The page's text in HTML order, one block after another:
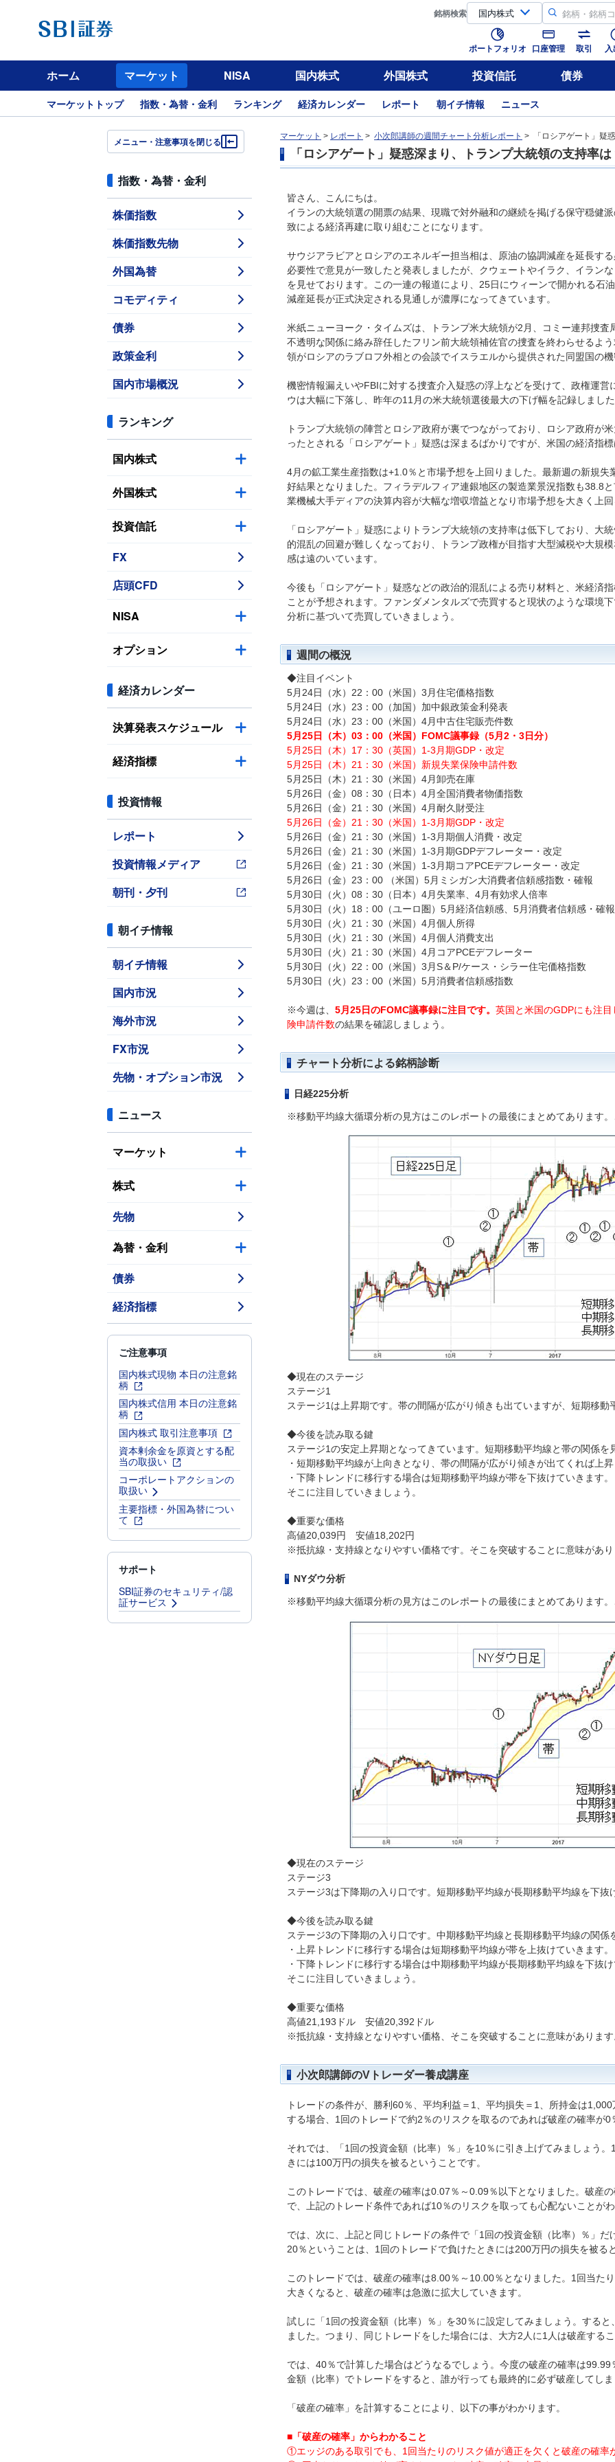
銘柄検索
ポートフォリオ 口座管理 取引
ホーム マーケット NISA 国内株式 外国株式 投資信託 債券
マーケットトップ 指数・為替・金利 ランキング 経済カレンダー レポート 朝イチ情報 ニュース
メニュー・注意事項を閉じる
指数・為替・金利
株価指数
株価指数先物
外国為替
コモディティ
債券
政策金利
国内市場概況
ランキング
国内株式
外国株式
投資信託
FX
店頭CFD
NISA
オプション
経済カレンダー
決算発表スケジュール
経済指標
投資情報
レポート
投資情報メディア
朝刊・夕刊
朝イチ情報
朝イチ情報
国内市況
海外市況
FX市況
先物・オプション市況
ニュース
マーケット
株式
先物
為替・金利
債券
経済指標
ご注意事項
国内株式現物 本日の注意銘
柄
国内株式信用 本日の注意銘
柄
国内株式 取引注意事項
資本剰余金を原資とする配
当の取扱い
コーポレートアクションの
取扱い
主要指標・外国為替につい
て
サポート
SBI証券のセキュリティ/認
証サービス
マーケット > レポート > 小次郎講師の週間チャート分析レポート > 「ロシアゲート」疑
「ロシアゲート」疑惑深まり、トランプ大統領の支持率は
皆さん、こんにちは。
イランの大統領選の開票の結果、現職で対外融和の継続を掲げる保守穏健
致による経済再建に取り組むことになります。
サウジアラビアとロシアのエネルギー担当相は、原油の協調減産を延長す
必要性で意見が一致したと発表しましたが、クウェートやイラク、イラン
を見せております。この一連の報道により、25日にウィーンで開かれる石
減産延長が正式決定される見通しが濃厚になってきています。
米紙ニューヨーク・タイムズは、トランプ米大統領が2月、コミー連邦捜
不透明な関係に絡み辞任したフリン前大統領補佐官の捜査を終わらせるよ
領がロシアのラブロフ外相との会談でイスラエルから提供された同盟国の
機密情報漏えいやFBIに対する捜査介入疑惑の浮上などを受けて、政権運
ウは大幅に下落し、昨年の11月の米大統領選後最大の下げ幅を記録しまし
トランプ大統領の陣営とロシア政府が裏でつながっており、ロシア政府が
ったとされる「ロシアゲート」疑惑は深まるばかりですが、米国の経済指
4月の鉱工業生産指数は+1.0％と市場予想を上回りました。最新週の新規
好結果となりました。フィラデルフィア連銀地区の製造業景況指数も38.8
業機械大手ディアの決算内容が大幅な増収増益となり市場予想を大きく上
「ロシアゲート」疑惑によりトランプ大統領の支持率は低下しており、大
的混乱の回避が難しくなっており、トランプ政権が目指す大型減税や大規
感は遠のいています。
今後も「ロシアゲート」疑惑などの政治的混乱による売り材料と、米経済
ことが予想されます。ファンダメンタルズで売買すると現状のような環境
分析に基づいて売買していきましょう。
週間の概況
◆注目イベント
5月24日（水）22：00（米国）3月住宅価格指数
5月24日（水）23：00（加国）加中銀政策金利発表
5月24日（水）23：00（米国）4月中古住宅販売件数
5月25日（木）03：00（米国）FOMC議事録（5月2・3日分）
5月25日（木）17：30（英国）1-3月期GDP・改定
5月25日（木）21：30（米国）新規失業保険申請件数
5月25日（木）21：30（米国）4月卸売在庫
5月26日（金）08：30（日本）4月全国消費者物価指数
5月26日（金）21：30（米国）4月耐久財受注
5月26日（金）21：30（米国）1-3月期GDP・改定
5月26日（金）21：30（米国）1-3月期個人消費・改定
5月26日（金）21：30（米国）1-3月期GDPデフレーター・改定
5月26日（金）21：30（米国）1-3月期コアPCEデフレーター・改定
5月26日（金）23：00 （米国）5月ミシガン大消費者信頼感指数・確報
5月30日（火）08：30（日本）4月失業率、4月有効求人倍率
5月30日（火）18：00（ユーロ圏）5月経済信頼感、5月消費者信頼感・確
5月30日（火）21：30（米国）4月個人所得
5月30日（火）21：30（米国）4月個人消費支出
5月30日（火）21：30（米国）4月コアPCEデフレーター
5月30日（火）22：00（米国）3月S＆P/ケース・シラー住宅価格指数
5月30日（火）23：00（米国）5月消費者信頼感指数
※今週は、 5月25日のFOMC議事録に注目です。 英国と米国のGDPにも注
険申請件数の結果を確認しましょう。
チャート分析による銘柄診断
日経225分析
※移動平均線大循環分析の見方はこのレポートの最後にまとめてあります
◆現在のステージ
ステージ1
ステージ1は上昇期です。帯の間隔が広がり傾きも出ていますが、短期移動
◆今後を読み取る鍵
ステージ1の安定上昇期となってきています。短期移動平均線と帯の関係を
・短期移動平均線が上向きとなり、帯の間隔が広がり傾きが出てくれば上
・下降トレンドに移行する場合は短期移動平均線が帯を下抜けていきます。
そこに注目していきましょう。
◆重要な価格
高値20,039円 安値18,202円
※抵抗線・支持線となりやすい価格です。そこを突破することに意味があ
NYダウ分析
※移動平均線大循環分析の見方はこのレポートの最後にまとめてあります
◆現在のステージ
ステージ3
ステージ3は下降期の入り口です。短期移動平均線が長期移動平均線を下抜
◆今後を読み取る鍵
ステージ3の下降期の入り口です。中期移動平均線と長期移動平均線の関係
・上昇トレンドに移行する場合は短期移動平均線が帯を上抜けていきます。
・下降トレンドに移行する場合は中期移動平均線が長期移動平均線を下抜
そこに注目していきましょう。
◆重要な価格
高値21,193ドル 安値20,392ドル
※抵抗線・支持線となりやすい価格、そこを突破することに意味がありま
小次郎講師のVトレーダー養成講座
トレードの条件が、勝利60％、平均利益＝1、平均損失＝1、所持金は
する場合、1回のトレードで約2％のリスクを取るのであれば破産の確率が
それでは、「1回の投資金額（比率）％」を10％に引き上げてみましょう
きには100万円の損失を被るということです。
このトレードでは、破産の確率は0.07％～0.09％以下となりました。破産
で、上記のトレード条件であれば10％のリスクを取っても心配ないことが
では、次に、上記と同じトレードの条件で「1回の投資金額（比率）％」
20％ということは、1回のトレードで負けたときには200万円の損失を被る
このトレードでは、破産の確率は8.00％～10.00％となりました。1回当た
大きくなると、破産の確率は急激に拡大していきます。
試しに「1回の投資金額（比率）％」を30％に設定してみましょう。する
ました。つまり、同じトレードをした場合には、大方2人に1人は破産する
では、40％で計算した場合はどうなるでしょう。今度の破産の確率は
金額（比率）でトレードをすると、誰が行っても最終的に必ず破産してし
「破産の確率」を計算することにより、以下の事がわかります。
■「破産の確率」からわかること
①エッジのある取引でも、1回当たりのリスク値が適正を欠くと破産の確率